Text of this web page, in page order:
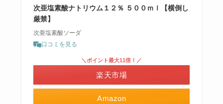
次亜塩素酸ナトリウム１２％ ５００ｍｌ【横倒し
厳禁】
次亜塩素酸ソーダ
口コミを見る
Amazon
＼ポイント最大11倍！／
楽天市場